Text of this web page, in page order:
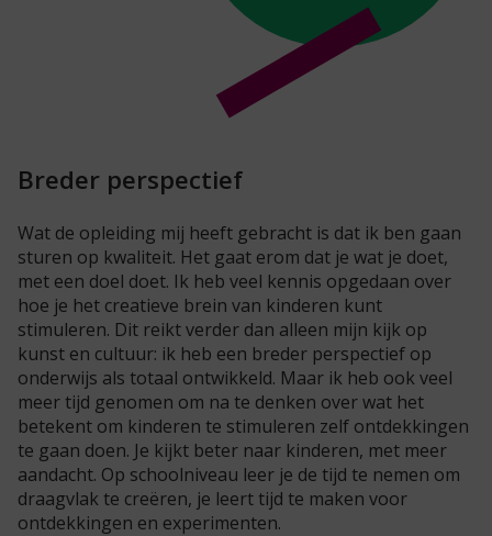
Breder perspectief
Wat de opleiding mij heeft gebracht is dat ik ben gaan
sturen op kwaliteit. Het gaat erom dat je wat je doet,
met een doel doet. Ik heb veel kennis opgedaan over
hoe je het creatieve brein van kinderen kunt
stimuleren. Dit reikt verder dan alleen mijn kijk op
kunst en cultuur: ik heb een breder perspectief op
onderwijs als totaal ontwikkeld. Maar ik heb ook veel
meer tijd genomen om na te denken over wat het
betekent om kinderen te stimuleren zelf ontdekkingen
te gaan doen. Je kijkt beter naar kinderen, met meer
aandacht. Op schoolniveau leer je de tijd te nemen om
draagvlak te creëren, je leert tijd te maken voor
ontdekkingen en experimenten.